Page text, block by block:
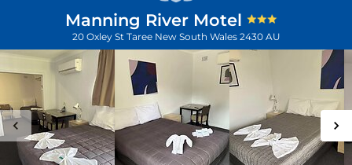
Manning River Motel
20 Oxley St Taree New South Wales 2430 AU